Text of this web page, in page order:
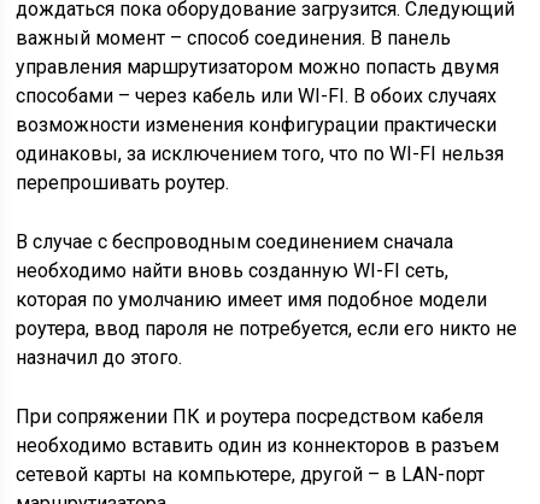
дождаться пока оборудование загрузится. Следующий
важный момент – способ соединения. В панель
управления маршрутизатором можно попасть двумя
способами – через кабель или WI-FI. В обоих случаях
возможности изменения конфигурации практически
одинаковы, за исключением того, что по WI-FI нельзя
перепрошивать роутер.
В случае с беспроводным соединением сначала
необходимо найти вновь созданную WI-FI сеть,
которая по умолчанию имеет имя подобное модели
роутера, ввод пароля не потребуется, если его никто не
назначил до этого.
При сопряжении ПК и роутера посредством кабеля
необходимо вставить один из коннекторов в разъем
сетевой карты на компьютере, другой – в LAN-порт